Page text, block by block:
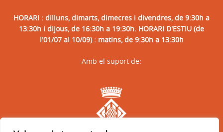
HORARI : dilluns, dimarts, dimecres i divendres, de 9:30h a
13:30h i dijous, de 16:30h a 19:30h. HORARI D'ESTIU (de
l'01/07 al 10/09) : matins, de 9:30h a 13:30h
Amb el suport de: